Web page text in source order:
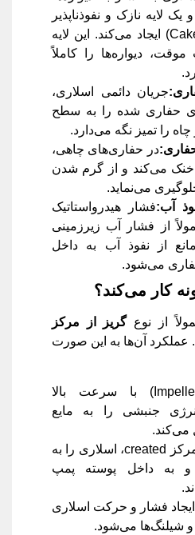
لایه نازک و نفوذناپذیر
به نام “کیک” (Cake) ایجاد می‌کند. این لایه
دیواره‌ها را کاملاً
:جریان دائمی اسلاری،
حفاری شده را به سطح
را تمیز نگه می‌دارد.
:در حفاری‌های چاهی،
خنک می‌کند و از گرم شدن
می‌نماید.
آب:فشار هیدرواستاتیک
از فشار آب زیرزمینی
از نفوذ آب به داخل
می‌شود.
کار می‌کند؟
از نوعگریز از مرکز
عملکرد آن‌ها به این صورت
یک پروانه (Impeller) با سرعت بالا
جنبشی را به مایع
می‌کند.
نیروی گریز از مرکز created، اسلاری را به
به داخل پوسته پمپ
فشار و حرکت اسلاری
و شیلنگ‌ها می‌شود.